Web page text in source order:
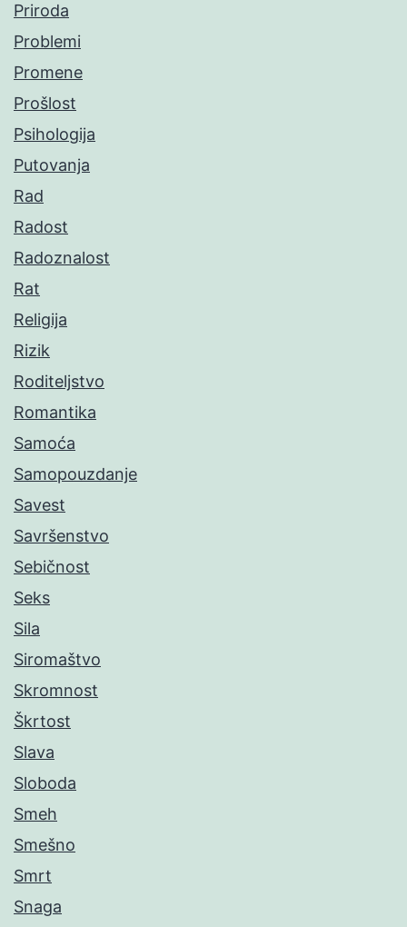
Priroda
Problemi
Promene
Prošlost
Psihologija
Putovanja
Rad
Radost
Radoznalost
Rat
Religija
Rizik
Roditeljstvo
Romantika
Samoća
Samopouzdanje
Savest
Savršenstvo
Sebičnost
Seks
Sila
Siromaštvo
Skromnost
Škrtost
Slava
Sloboda
Smeh
Smešno
Smrt
Snaga